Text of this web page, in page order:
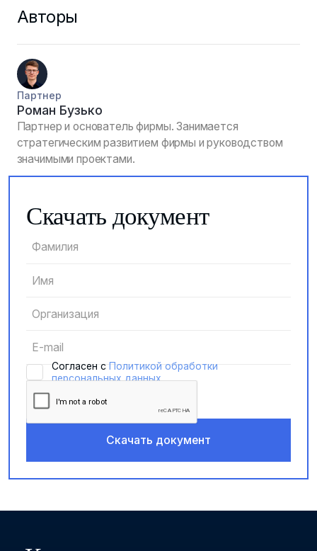
Авторы
Партнер
Роман Бузько
Партнер и основатель фирмы. Занимается
стратегическим развитием фирмы и руководством
значимыми проектами.
Скачать документ
Cогласен с Политикой обработки
персональных данных